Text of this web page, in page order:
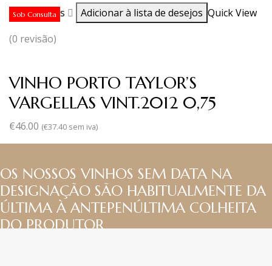
Sob Consulta
Ler mais Adicionar à lista de desejos Quick View
(0 revisão)
VINHO PORTO TAYLOR’S
VARGELLAS VINT.2012 0,75
€46.00 (€37.40 sem iva)
OS NOSSOS VINHOS SEM DATA NA
DESIGNAÇÃO SÃO HABITUALMENTE DA
ÚLTIMA À ANTEPENÚLTIMA COLHEITA
DO PRODUTOR